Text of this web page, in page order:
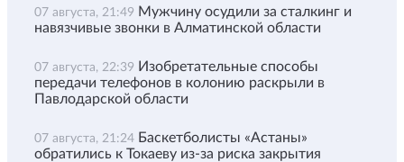
07 августа, 21:49 Мужчину осудили за сталкинг и
навязчивые звонки в Алматинской области
07 августа, 22:39 Изобретательные способы
передачи телефонов в колонию раскрыли в
Павлодарской области
07 августа, 21:24 Баскетболисты «Астаны»
обратились к Токаеву из-за риска закрытия